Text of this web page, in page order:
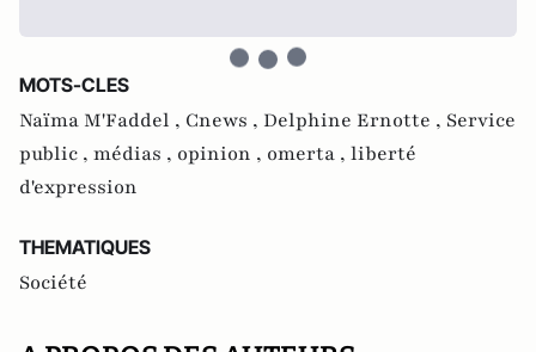
MOTS-CLES
Naïma M'Faddel , Cnews , Delphine Ernotte , Service
public , médias , opinion , omerta , liberté
d'expression
THEMATIQUES
Société